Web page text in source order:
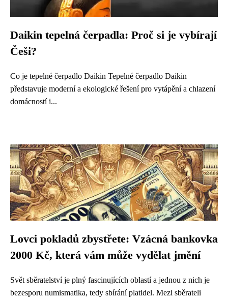
Daikin tepelná čerpadla: Proč si je vybírají
Češi?
Co je tepelné čerpadlo Daikin Tepelné čerpadlo Daikin
představuje moderní a ekologické řešení pro vytápění a chlazení
domácností i...
Lovci pokladů zbystřete: Vzácná bankovka
2000 Kč, která vám může vydělat jmění
Svět sběratelství je plný fascinujících oblastí a jednou z nich je
bezesporu numismatika, tedy sbírání platidel. Mezi sběrateli